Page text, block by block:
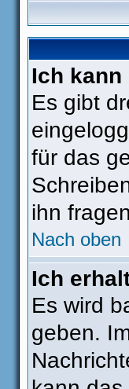
Ich
Es gibt
für das
ihn
Nach oben
Ich
Es wird
geben.